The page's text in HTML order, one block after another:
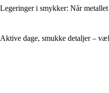
Legeringer i smykker: Når
Aktive dage, smukke detaljer –